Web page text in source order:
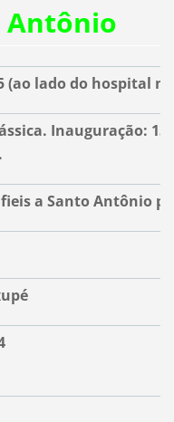
Antônio
(ao lado do hospital
Inauguração:
a Santo Antônio